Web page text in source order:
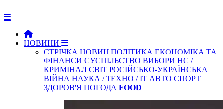
НОВИНИ
СТРІЧКА НОВИН ПОЛІТИКА ЕКОНОМІКА ТА
ФІНАНСИ СУСПІЛЬСТВО ВИБОРИ НС /
КРИМІНАЛ СВІТ РОСІЙСЬКО-УКРАЇНСЬКА
ВІЙНА НАУКА / ТЕХНО / IT АВТО СПОРТ
ЗДОРОВ'Я ПОГОДА FOOD